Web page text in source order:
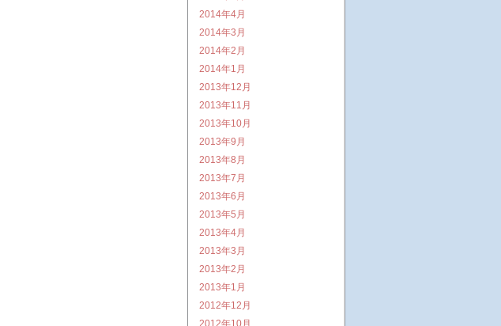
2014年4月
2014年3月
2014年2月
2014年1月
2013年12月
2013年11月
2013年10月
2013年9月
2013年8月
2013年7月
2013年6月
2013年5月
2013年4月
2013年3月
2013年2月
2013年1月
2012年12月
2012年10月